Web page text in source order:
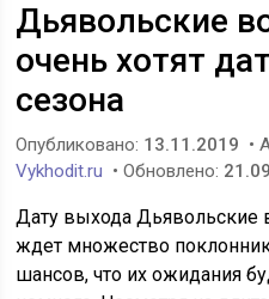
Дьявольские
очень хотят
сезона
Опубликовано: 13.11.2019 •
Vykhodit.ru • Обновлено:
Дату выхода Дьявольские
ждет множество
шансов, что их ожидания